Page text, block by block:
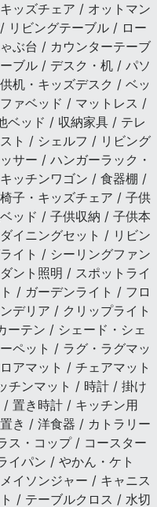
ッズチェア / オットマン
リビングテーブル / ロー
ぶ台 / カウンターテーブ
ブル / デスク・机 / パソ
机・キッズデスク / ベッ
ァベッド / マットレス /
ベッド / 収納家具 / テレ
ト / シェルフ / リビング
サー / ハンガーラック・
ッチンワゴン / 食器棚 /
子・キッズチェア / 子供
ッド / 子供収納 / 子供本
イニングセット / リビン
イト / シーリングファン
ント照明 / スポットライ
/ ガーデンライト / フロ
デリア / クリップライト
ーテン / シェード・シェ
ペット / ラグ・ラグマッ
アマット / チェアマット
チンマット / 時計 / 掛け
置き時計 / キッチン用
き / 洋食器 / カトラリー
ス・コップ / コースター
イパン / やかん・ケト
イソンジャー / キャニス
/ テーブルクロス / 水切